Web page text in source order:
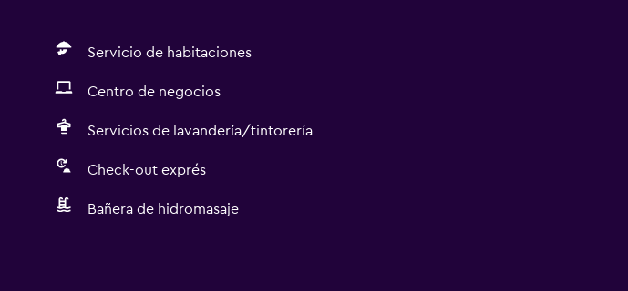
Servicio de habitaciones
Centro de negocios
Servicios de lavandería/tintorería
Check-out exprés
Bañera de hidromasaje